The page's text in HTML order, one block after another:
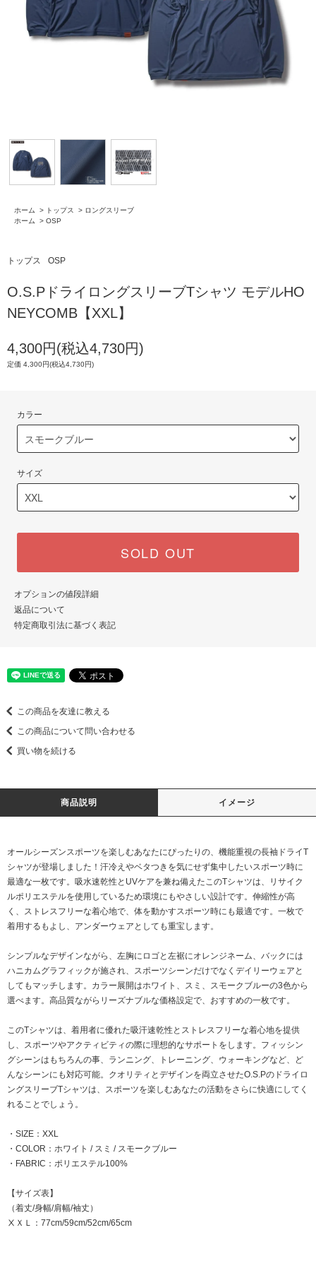
ホーム > トップス > ロングスリーブ
ホーム
> OSP
トップス OSP
O.S.PドライロングスリーブTシャツ モデルHO
NEYCOMB【XXL】
4,300円(税込4,730円)
定価 4,300円(税込4,730円)
カラー
サイズ
SOLD OUT
オプションの値段詳細
返品について
特定商取引法に基づく表記
この商品を友達に教える
この商品について問い合わせる
買い物を続ける
商品説明 イメージ
オールシーズンスポーツを楽しむあなたにぴったりの、機能重視の長袖ドライT
シャツが登場しました！汗冷えやベタつきを気にせず集中したいスポーツ時に
最適な一枚です。吸水速乾性とUVケアを兼ね備えたこのTシャツは、リサイク
ルポリエステルを使用しているため環境にもやさしい設計です。伸縮性が高
く、ストレスフリーな着心地で、体を動かすスポーツ時にも最適です。一枚で
着用するもよし、アンダーウェアとしても重宝します。
シンプルなデザインながら、左胸にロゴと左裾にオレンジネーム、バックには
ハニカムグラフィックが施され、スポーツシーンだけでなくデイリーウェアと
してもマッチします。カラー展開はホワイト、スミ、スモークブルーの3色から
選べます。高品質ながらリーズナブルな価格設定で、おすすめの一枚です。
このTシャツは、着用者に優れた吸汗速乾性とストレスフリーな着心地を提供
し、スポーツやアクティビティの際に理想的なサポートをします。フィッシン
グシーンはもちろんの事、ランニング、トレーニング、ウォーキングなど、ど
んなシーンにも対応可能。クオリティとデザインを両立させたO.S.Pのドライロ
ングスリーブTシャツは、スポーツを楽しむあなたの活動をさらに快適にしてく
れることでしょう。
・SIZE：XXL
・COLOR：ホワイト / スミ / スモークブルー
・FABRIC：ポリエステル100%
【サイズ表】
（着丈/身幅/肩幅/袖丈）
ⅩＸＬ：77cm/59cm/52cm/65cm